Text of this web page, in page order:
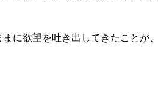
に欲望を吐き出してきたことが